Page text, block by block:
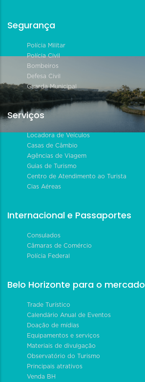
Segurança
Polícia Militar
Polícia Civil
Bombeiros
Defesa Civil
Guarda Municipal
Serviços
Locadora de Veículos
Casas de Câmbio
Agências de Viagem
Guias de Turismo
Centro de Atendimento ao Turista
Cias Aéreas
Internacional e Passaportes
Consulados
Câmaras de Comércio
Polícia Federal
Belo Horizonte para o mercado
Trade Turístico
Calendário Anual de Eventos
Doação de mídias
Equipamentos e serviços
Materiais de divulgação
Observatório do Turismo
Principais atrativos
Venda BH